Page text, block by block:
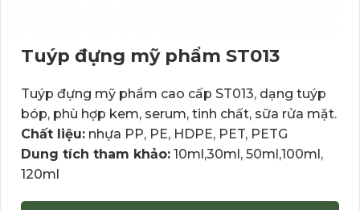
Tuýp đựng mỹ phẩm ST013
Tuýp đựng mỹ phẩm cao cấp ST013, dạng tuýp
bóp, phù hợp kem, serum, tinh chất, sữa rửa mặt.
Chất liệu: nhựa PP, PE, HDPE, PET, PETG
Dung tích tham khảo: 10ml,30ml, 50ml,100ml,
120ml